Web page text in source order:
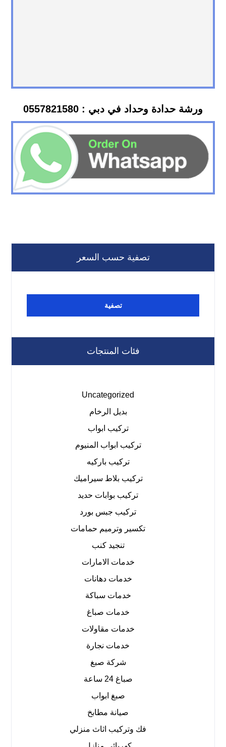
ورشة حدادة وحداد في دبي : 0557821580
تصفية حسب السعر
تصفية
فئات المنتجات
Uncategorized
بديل الرخام
تركيب ابواب
تركيب ابواب المنيوم
تركيب باركيه
تركيب بلاط سيراميك
تركيب بوابات حديد
تركيب جبس بورد
تكسير وترميم حمامات
تنجيد كنب
خدمات الامارات
خدمات دهانات
خدمات سباكة
خدمات صباغ
خدمات مقاولات
خدمات نجارة
شركة صبغ
صباغ 24 ساعة
صبغ ابواب
صيانة مطابخ
فك وتركيب اثاث منزلي